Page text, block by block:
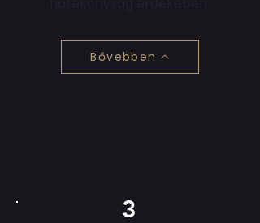
Bővebben
3